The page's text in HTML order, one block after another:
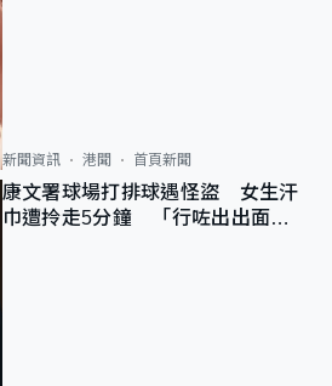
新聞資訊 港聞 首頁新聞
康文署球場打排球遇怪盜 女生汗
巾遭拎走5分鐘 「行咗出出面唔